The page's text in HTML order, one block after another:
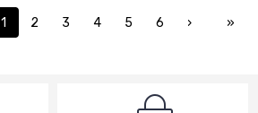
1 2 3 4 5 6 › »